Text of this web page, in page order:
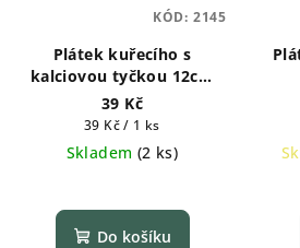
Plátek kuřecího s
kalciovou tyčkou 12cm
1ks
39 Kč
Měrná
cena:
39 Kč / 1 ks
Skladem (2 ks)
Do košíku
KÓD: 2145